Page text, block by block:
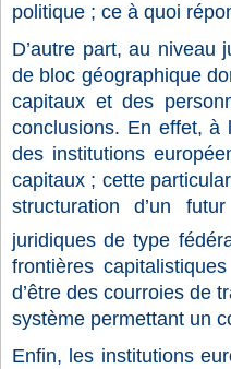
politique ; ce à quoi
D’autre part, au niveau
de bloc géographique
capitaux et des
conclusions. En effet,
des institutions
capitaux ; cette
structuration d’un
juridiques de type
frontières
d’être des courroies de
système permettant un
Enfin, les institutions